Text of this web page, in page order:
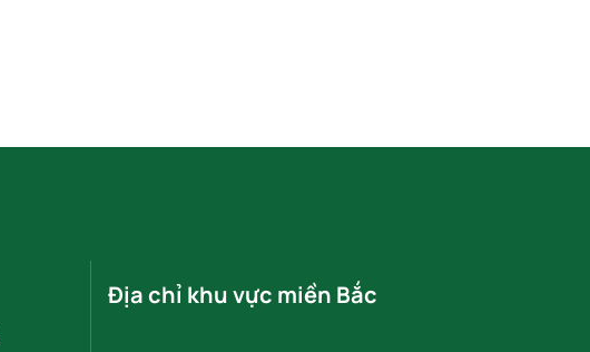
Địa chỉ khu vực miền Bắc